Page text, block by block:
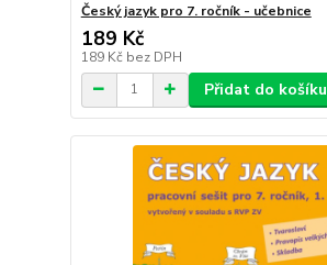
Český jazyk pro 7. ročník - učebnice
189 Kč
189 Kč bez DPH
Přidat do košíku